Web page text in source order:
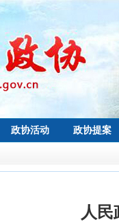
政协活动 政协提案
人